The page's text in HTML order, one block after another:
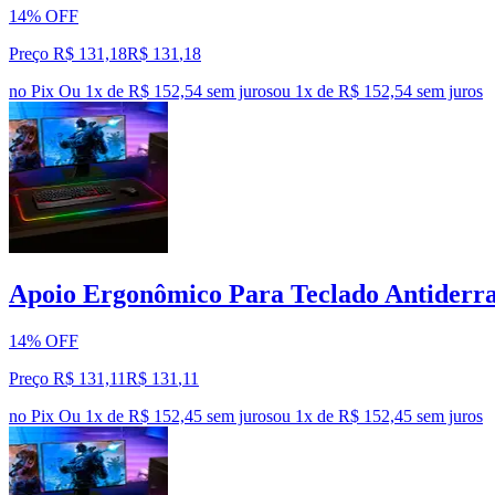
14% OFF
Preço R$ 131,18R$ 131 ,18
no Pix Ou 1x de R$ 152,54 sem jurosou 1x de R$ 152,54 sem juros
Apoio Ergonômico Para Teclado
14% OFF
Preço R$ 131,11R$ 131 ,11
no Pix Ou 1x de R$ 152,45 sem jurosou 1x de R$ 152,45 sem juros